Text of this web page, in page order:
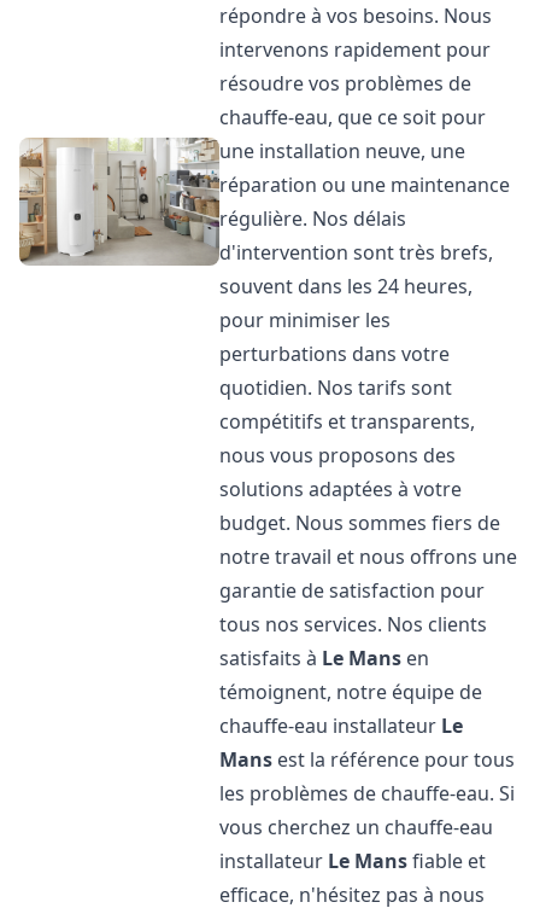
répondre à vos besoins. Nous
intervenons rapidement pour
résoudre vos problèmes de
chauffe-eau, que ce soit pour
une installation neuve, une
réparation ou une maintenance
régulière. Nos délais
d'intervention sont très brefs,
souvent dans les 24 heures,
pour minimiser les
perturbations dans votre
quotidien. Nos tarifs sont
compétitifs et transparents,
nous vous proposons des
solutions adaptées à votre
budget. Nous sommes fiers de
notre travail et nous offrons une
garantie de satisfaction pour
tous nos services. Nos clients
satisfaits à Le Mans en
témoignent, notre équipe de
chauffe-eau installateur Le
Mans est la référence pour tous
les problèmes de chauffe-eau. Si
vous cherchez un chauffe-eau
installateur Le Mansfiable et
efficace, n'hésitez pas à nous